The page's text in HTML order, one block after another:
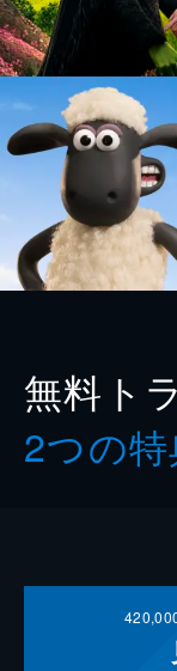
無料ト
2つの特